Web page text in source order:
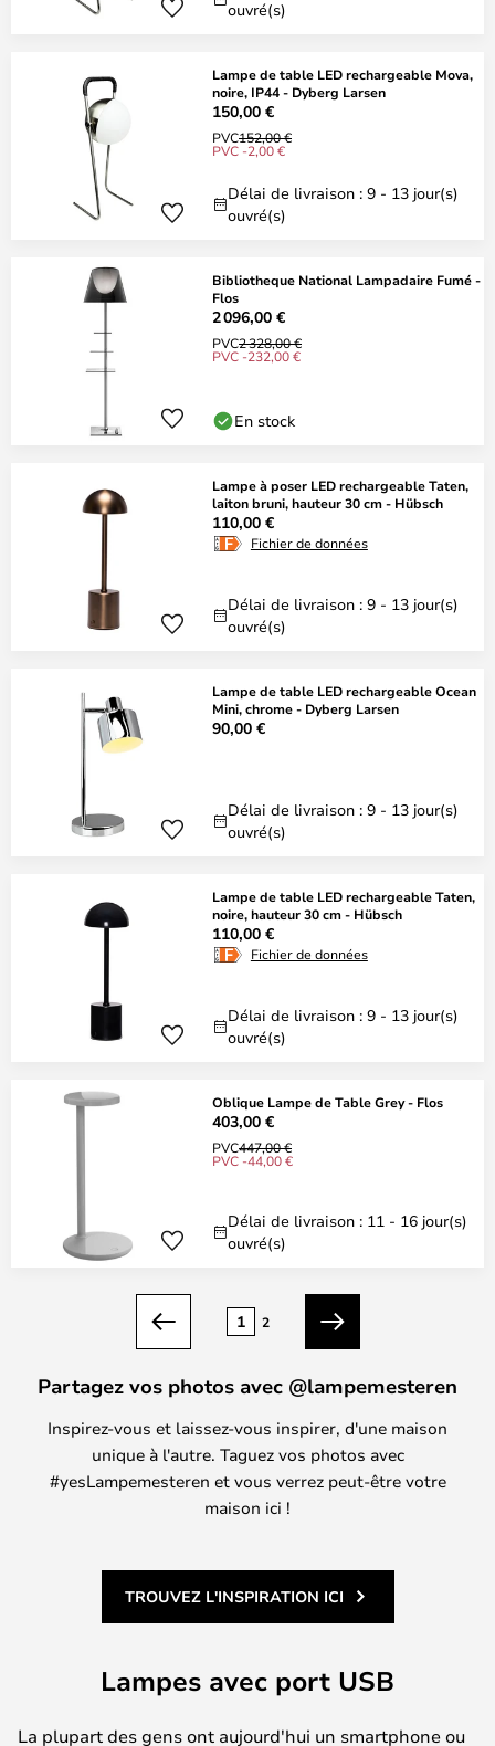
ouvré(s)
Lampe de table LED rechargeable Mova,
noire, IP44 - Dyberg Larsen
150,00 €
PVC152,00 €
PVC -2,00 €
Délai de livraison : 9 - 13 jour(s)
ouvré(s)
Bibliotheque National Lampadaire Fumé -
Flos
2 096,00 €
PVC2 328,00 €
PVC -232,00 €
En stock
Lampe à poser LED rechargeable Taten,
laiton bruni, hauteur 30 cm - Hübsch
110,00 €
Fichier de données
Délai de livraison : 9 - 13 jour(s)
ouvré(s)
Lampe de table LED rechargeable Ocean
Mini, chrome - Dyberg Larsen
90,00 €
Délai de livraison : 9 - 13 jour(s)
ouvré(s)
Lampe de table LED rechargeable Taten,
noire, hauteur 30 cm - Hübsch
110,00 €
Fichier de données
Délai de livraison : 9 - 13 jour(s)
ouvré(s)
Oblique Lampe de Table Grey - Flos
403,00 €
PVC447,00 €
PVC -44,00 €
Délai de livraison : 11 - 16 jour(s)
ouvré(s)
Précédent
1 2
Suivant
Partagez vos photos avec @lampemesteren
Inspirez-vous et laissez-vous inspirer, d'une maison
unique à l'autre. Taguez vos photos avec
#yesLampemesteren et vous verrez peut-être votre
maison ici !
TROUVEZ L'INSPIRATION ICI
Lampes avec port USB
La plupart des gens ont aujourd'hui un smartphone ou